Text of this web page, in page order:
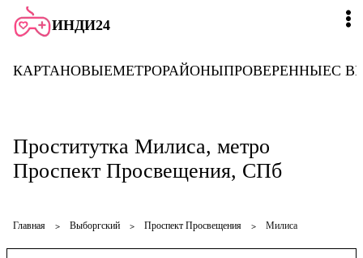
ИНДИ24
КАРТАНОВЫЕМЕТРОРАЙОНЫПРОВЕРЕННЫЕС
Проститутка Милиса, метро
Проспект Просвещения, СПб
Главная Выборгский Проспект Просвещения Милиса